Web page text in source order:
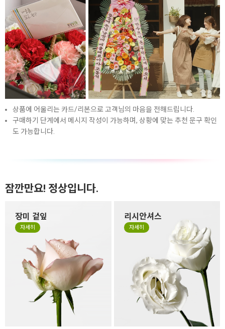
상품에 어울리는 카드/리본으로 고객님의 마음을 전해드립니다.
구매하기 단계에서 메시지 작성이 가능하며, 상황에 맞는 추천 문구 확인
도 가능합니다.
잠깐만요! 정상입니다.
장미 겉잎
자세히
장미 겉잎이 쭈글거리거나 잎
의 색이 바랜 것은 시든게 아니
라 꽃을 예쁜 형태로 싱싱하고
오랜 생명력을 유지하기 위해
떼지 않고 제작하는 경우가 있
습니다. 만일 겉잎이 보기 싫으
시면 겉잎 부분만 살짝 떼어 주
리시안셔스
자세히
리시안셔스는 꽃잎이 하늘거
리는 얇은 잎들로 구성되어 있
어서 소재 특성상 꽃 형태가 원
형이 아닌 타원형으로 눌리거
나, 봉오리 형태가 찌그러져 있
을 수 있습니다. 살아있는 꽃의
자연스런 모습이니 그 모습도
사랑해 주세요.